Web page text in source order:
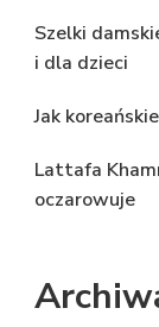
Szelki
i dla dzieci
Jak
Lattafa
oczarowuje